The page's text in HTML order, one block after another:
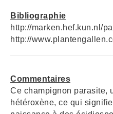
Bibliographie
http://marken.hef.kun.nl/
http://
Commentaires
Ce champignon parasite,
hétéroxène, ce qui